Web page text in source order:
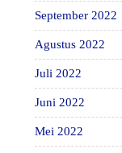
September 2022
Agustus 2022
Juli 2022
Juni 2022
Mei 2022